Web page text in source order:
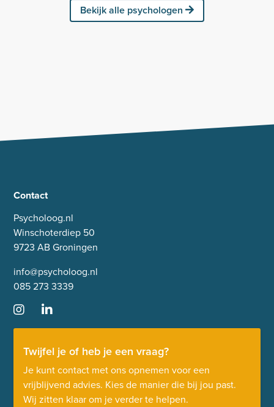
Bekijk alle psychologen
Contact
Psycholoog.nl
Winschoterdiep 50
9723 AB Groningen
info@psycholoog.nl
085 273 3339
Twijfel je of heb je een vraag?
Je kunt contact met ons opnemen voor een
vrijblijvend advies. Kies de manier die bij jou past.
Wij zitten klaar om je verder te helpen.